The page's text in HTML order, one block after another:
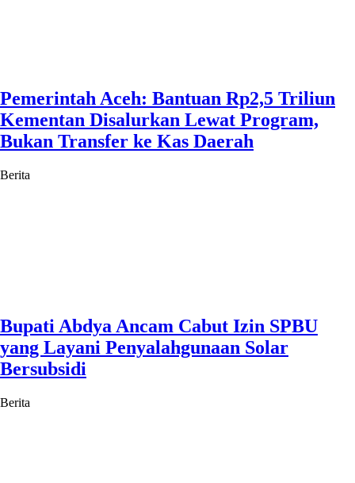
Pemerintah Aceh: Bantuan Rp2,5 Triliun
Kementan Disalurkan Lewat Program,
Bukan Transfer ke Kas Daerah
Berita
Bupati Abdya Ancam Cabut Izin SPBU
yang Layani Penyalahgunaan Solar
Bersubsidi
Berita